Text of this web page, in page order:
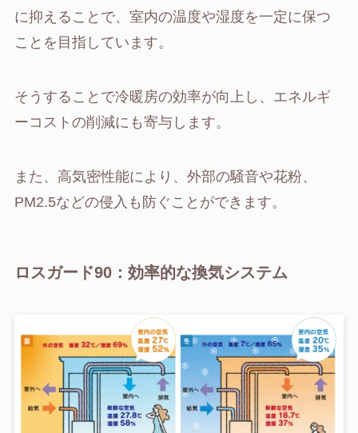
に抑えることで、室内の温度や湿度を一定に保つ
ことを目指しています。
そうすることで冷暖房の効率が向上し、エネルギ
ーコストの削減にも寄与します。
また、高気密性能により、外部の騒音や花粉、
PM2.5などの侵入も防ぐことができます。
ロスガード90：効率的な換気システム